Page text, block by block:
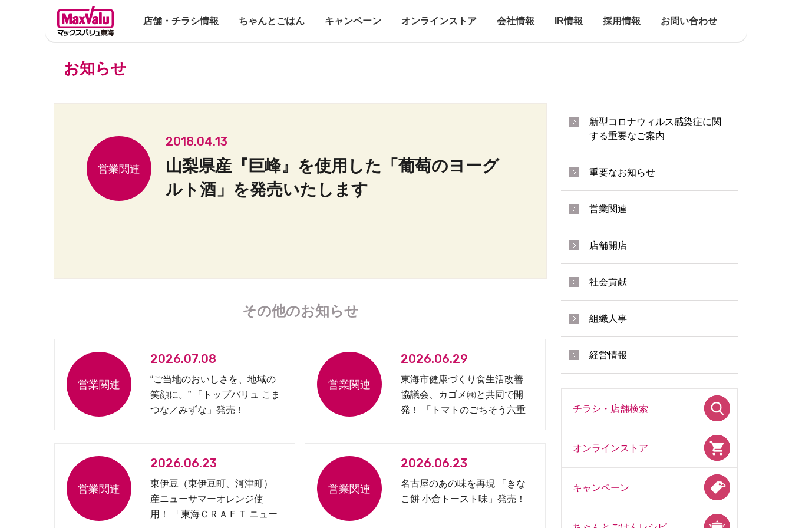
店舗・チラシ情報 ちゃんとごはん キャンペーン オンラインストア 会社情報 IR情報 採用情報 お問い合わせ
お知らせ
2018.04.13
山梨県産『巨峰』を使用した「葡萄のヨーグ
ルト酒」を発売いたします
その他のお知らせ
2026.07.08
“ご当地のおいしさを、地域の
笑顔に。” 「トップバリュ こま
つな／みずな」発売！
2026.06.29
東海市健康づくり食生活改善
協議会、カゴメ㈱と共同で開
発！ 「トマトのごちそう六重
2026.06.23
東伊豆（東伊豆町、河津町）
産ニューサマーオレンジ使
用！ 「東海ＣＲＡＦＴ ニュー
2026.06.23
名古屋のあの味を再現 「きな
こ餅 小倉トースト味」発売！
新型コロナウィルス感染症に関
する重要なご案内
重要なお知らせ
営業関連
店舗開店
社会貢献
組織人事
経営情報
チラシ・店舗検索
オンラインストア
キャンペーン